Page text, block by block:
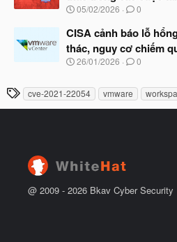
u
ắ
đ
ầ
u
N
à
b
ắ
đ
ầ
u
05/02/2026 0
CISA cảnh báo lỗ
thác, nguy cơ chiếm
N
y
u
26/01/2026 0
T
h
cve-2021-22054 vmware
@ 2009 - 2026 Bkav Cyber Security